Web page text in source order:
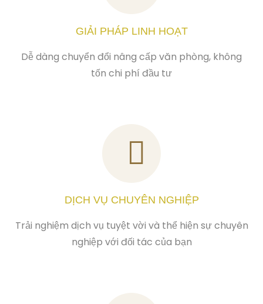
GIẢI PHÁP LINH HOẠT
Dễ dàng chuyển đổi nâng cấp văn phòng, không
tốn chi phí đầu tư
DỊCH VỤ CHUYÊN NGHIỆP
Trải nghiệm dịch vụ tuyệt vời và thể hiện sự chuyên
nghiệp với đối tác của bạn